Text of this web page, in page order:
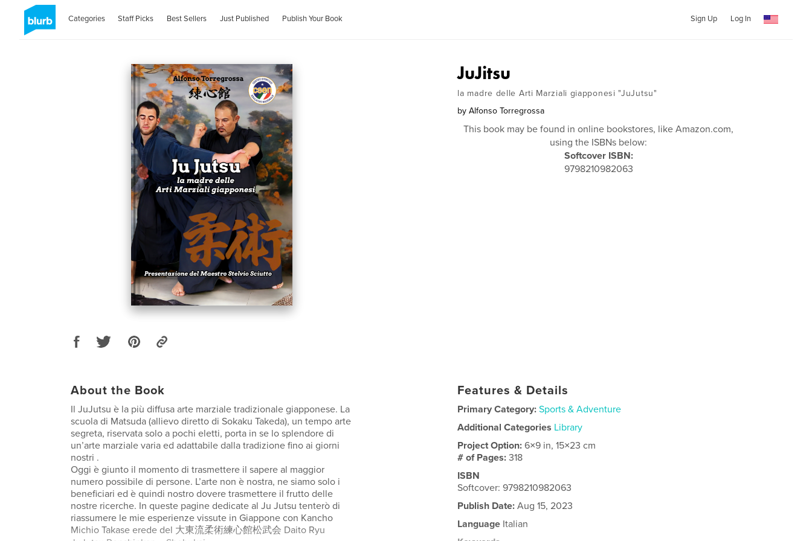
Categories Staff Picks Best Sellers Just Published Publish Your Book Sign Up Log In
JuJitsu
la madre delle Arti Marziali giapponesi "JuJutsu"
by Alfonso Torregrossa
This book may be found in online bookstores, like Amazon.com,
using the ISBNs below:
Softcover ISBN:
9798210982063
About the Book
Il JuJutsu è la più diffusa arte marziale tradizionale giapponese. La
scuola di Matsuda (allievo diretto di Sokaku Takeda), un tempo arte
segreta, riservata solo a pochi eletti, porta in se lo splendore di
un’arte marziale varia ed adattabile dalla tradizione fino ai giorni
nostri .
Oggi è giunto il momento di trasmettere il sapere al maggior
numero possibile di persone. L’arte non è nostra, ne siamo solo i
beneficiari ed è quindi nostro dovere trasmettere il frutto delle
nostre ricerche. In queste pagine dedicate al Ju Jutsu tenterò di
riassumere le mie esperienze vissute in Giappone con Kancho
Michio Takase erede del 大東流柔術練心館松武会 Daito Ryu
Features & Details
Primary Category: Sports & Adventure
Additional Categories Library
Project Option:6×9 in, 15×23 cm
# of Pages:318
ISBN
Softcover: 9798210982063
Publish Date: Aug 15, 2023
Language Italian